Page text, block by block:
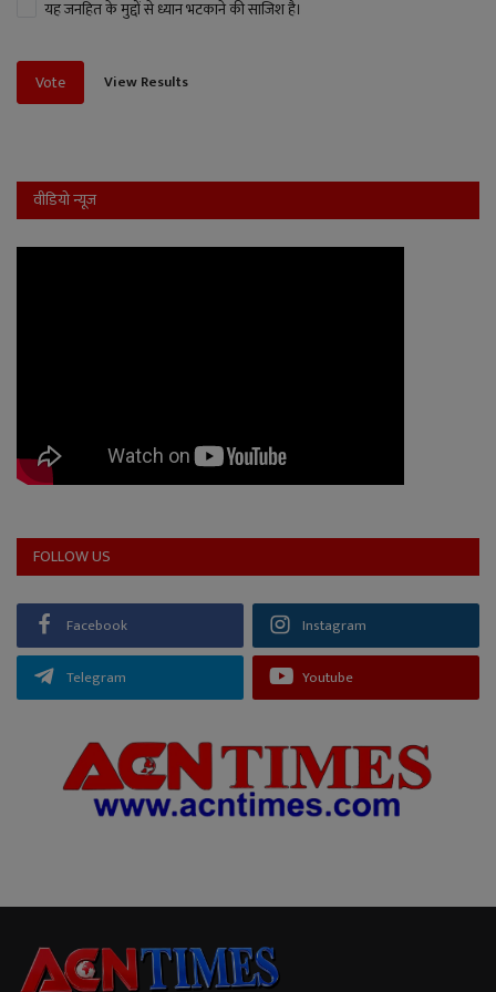
यह जनहित के मुद्दों से ध्यान भटकाने की साजिश है।
Vote View Results
वीडियो न्यूज
FOLLOW US
Facebook Instagram
Telegram Youtube